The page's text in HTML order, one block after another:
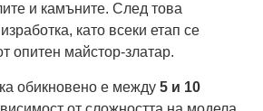
и камъните. След това
като всеки етап се
опитен майстор-златар.
обикновено е между 5 и 10